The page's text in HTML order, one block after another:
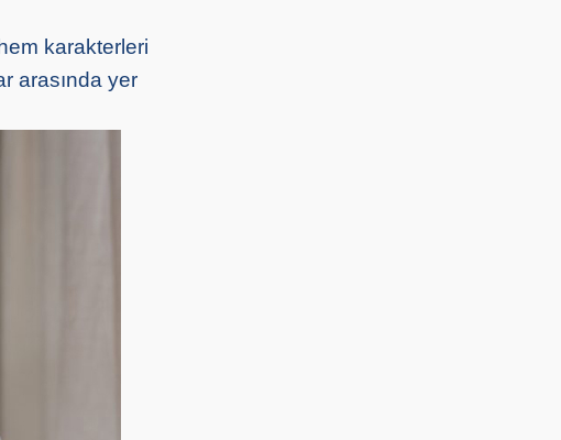
karakterleri
arasında yer